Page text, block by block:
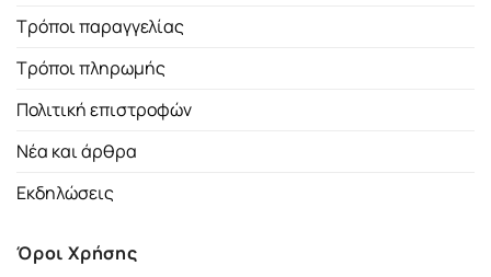
Τρόποι παραγγελίας
Τρόποι πληρωμής
Πολιτική επιστροφών
Νέα και άρθρα
Εκδηλώσεις
Όροι Χρήσης